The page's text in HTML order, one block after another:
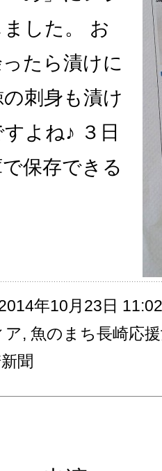
した。 お
たら漬けに
刺身も漬け
よね♪ ３日
保存できる
年10月23日 11:02
ア, 魚のまち長崎応
聞